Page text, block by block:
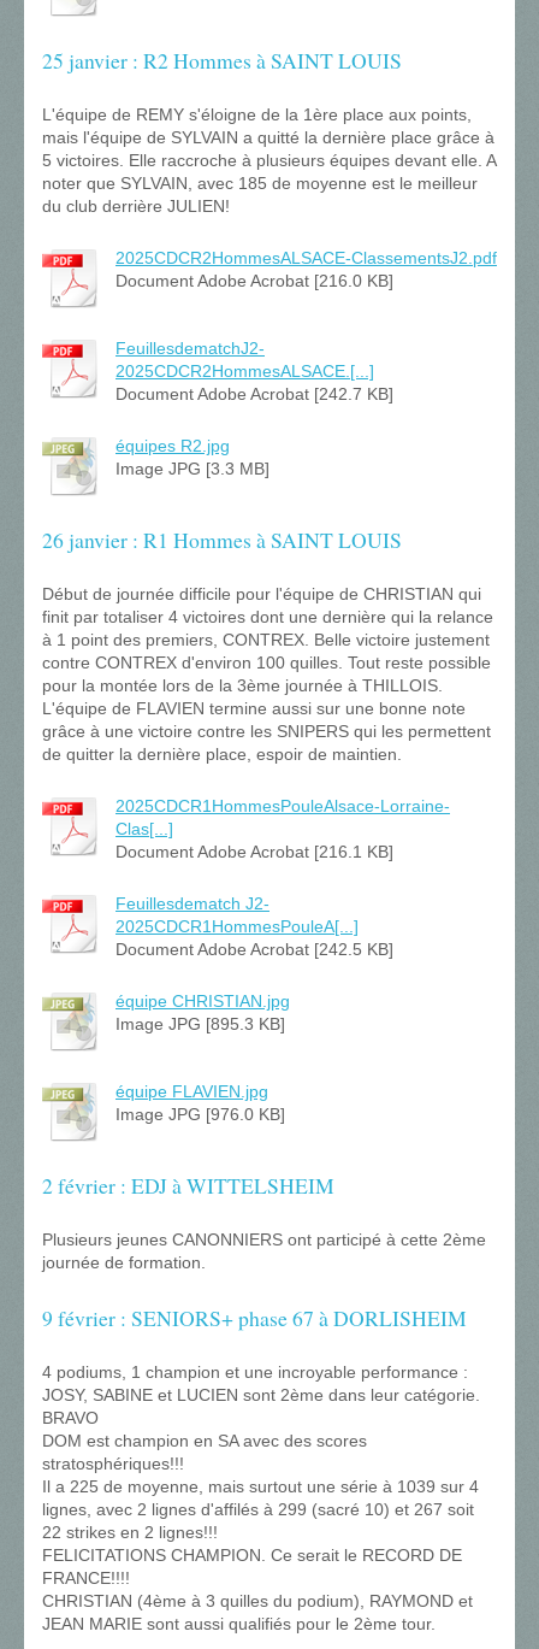
25 janvier : R2 Hommes à SAINT LOUIS
L'équipe de REMY s'éloigne de la 1ère place aux points,
mais l'équipe de SYLVAIN a quitté la dernière place grâce à
5 victoires. Elle raccroche à plusieurs équipes devant elle. A
noter que SYLVAIN, avec 185 de moyenne est le meilleur
du club derrière JULIEN!
2025CDCR2HommesALSACE-ClassementsJ2.pdf
Document Adobe Acrobat [216.0 KB]
FeuillesdematchJ2-
2025CDCR2HommesALSACE.[...]
Document Adobe Acrobat [242.7 KB]
équipes R2.jpg
Image JPG [3.3 MB]
26 janvier : R1 Hommes à SAINT LOUIS
Début de journée difficile pour l'équipe de CHRISTIAN qui
finit par totaliser 4 victoires dont une dernière qui la relance
à 1 point des premiers, CONTREX. Belle victoire justement
contre CONTREX d'environ 100 quilles. Tout reste possible
pour la montée lors de la 3ème journée à THILLOIS.
L'équipe de FLAVIEN termine aussi sur une bonne note
grâce à une victoire contre les SNIPERS qui les permettent
de quitter la dernière place, espoir de maintien.
2025CDCR1HommesPouleAlsace-Lorraine-
Clas[...]
Document Adobe Acrobat [216.1 KB]
Feuillesdematch J2-
2025CDCR1HommesPouleA[...]
Document Adobe Acrobat [242.5 KB]
équipe CHRISTIAN.jpg
Image JPG [895.3 KB]
équipe FLAVIEN.jpg
Image JPG [976.0 KB]
2 février : EDJ à WITTELSHEIM
Plusieurs jeunes CANONNIERS ont participé à cette 2ème
journée de formation.
9 février : SENIORS+ phase 67 à DORLISHEIM
4 podiums, 1 champion et une incroyable performance :
JOSY, SABINE et LUCIEN sont 2ème dans leur catégorie.
BRAVO
DOM est champion en SA avec des scores
stratosphériques!!!
Il a 225 de moyenne, mais surtout une série à 1039 sur 4
lignes, avec 2 lignes d'affilés à 299 (sacré 10) et 267 soit
22 strikes en 2 lignes!!!
FELICITATIONS CHAMPION. Ce serait le RECORD DE
FRANCE!!!!
CHRISTIAN (4ème à 3 quilles du podium), RAYMOND et
JEAN MARIE sont aussi qualifiés pour le 2ème tour.